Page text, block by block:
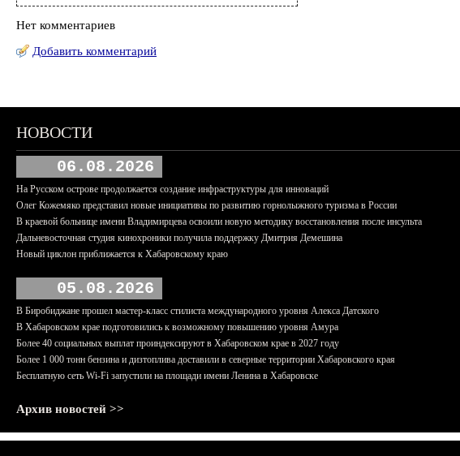
Нет комментариев
Добавить комментарий
НОВОСТИ
06.08.2026
На Русском острове продолжается создание инфраструктуры для инноваций
Олег Кожемяко представил новые инициативы по развитию горнолыжного туризма в России
В краевой больнице имени Владимирцева освоили новую методику восстановления после инсульта
Дальневосточная студия кинохроники получила поддержку Дмитрия Демешина
Новый циклон приближается к Хабаровскому краю
05.08.2026
В Биробиджане прошел мастер-класс стилиста международного уровня Алекса Датского
В Хабаровском крае подготовились к возможному повышению уровня Амура
Более 40 социальных выплат проиндексируют в Хабаровском крае в 2027 году
Более 1 000 тонн бензина и дизтоплива доставили в северные территории Хабаровского края
Бесплатную сеть Wi-Fi запустили на площади имени Ленина в Хабаровске
Архив новостей >>